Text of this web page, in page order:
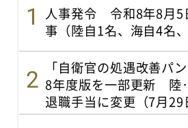
人事発令 令和8年8月5
事（陸自1名、海自4名、
「自衛官の処遇改善パ
8年度版を一部更新 陸
退職手当に変更（7月29